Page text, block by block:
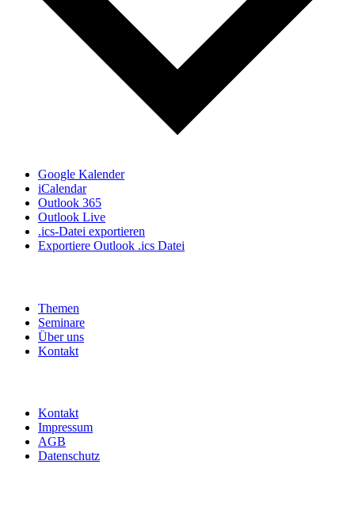
Google Kalender
iCalendar
Outlook 365
Outlook Live
.ics-Datei exportieren
Exportiere Outlook .ics Datei
Themen
Seminare
Über uns
Kontakt
Kontakt
Impressum
AGB
Datenschutz